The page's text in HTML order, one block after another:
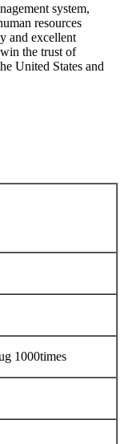
system,
resources
and excellent
the trust of
United States and
1000times